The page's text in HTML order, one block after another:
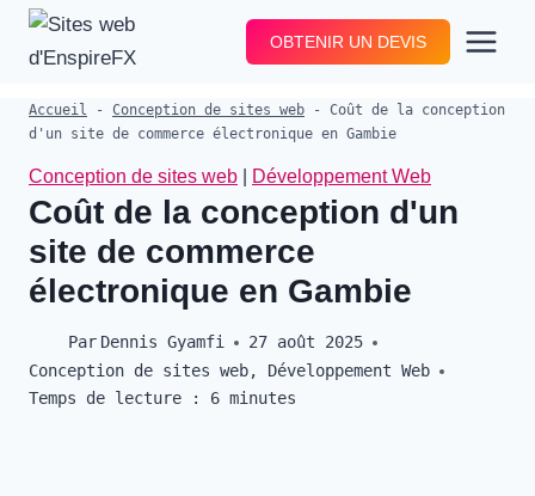
Aller
OBTENIR UN DEVIS
Accueil - Conception de sites web - Coût de la conception
d'un site de commerce électronique en Gambie
Conception de sites web Développement Web
Coût de la conception d'un
site de commerce
électronique en Gambie
Par Dennis Gyamfi
27 août 2025
Conception de sites web, Développement Web
Temps de lecture :
6 minutes